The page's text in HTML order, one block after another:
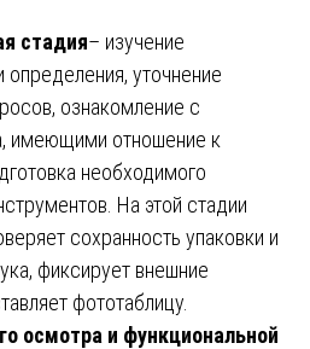
стадия– изучение
определения, уточнение
ознакомление с
имеющими отношение к
необходимого
На этой стадии
сохранность упаковки и
фиксирует внешние
фототаблицу.
осмотра и функциональной